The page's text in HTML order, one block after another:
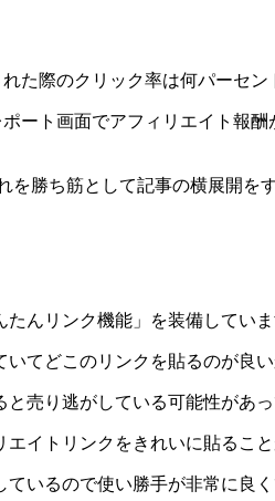
際のクリック率は何パーセン
ート画面でアフィリエイト報
勝ち筋として記事の横展開を
んリンク機能」を装備していま
てどこのリンクを貼るのが良い
売り逃がしている可能性があ
イトリンクをきれいに貼ること
いるので使い勝手が非常に良く